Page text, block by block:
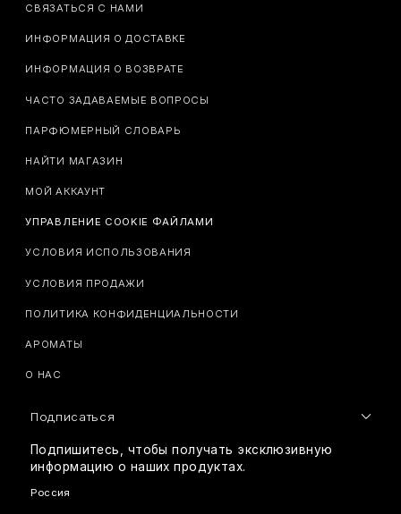
СВЯЗАТЬСЯ С НАМИ
ИНФОРМАЦИЯ О ДОСТАВКЕ
ИНФОРМАЦИЯ О ВОЗВРАТЕ
ЧАСТО ЗАДАВАЕМЫЕ ВОПРОСЫ
ПАРФЮМЕРНЫЙ СЛОВАРЬ
НАЙТИ МАГАЗИН
МОЙ АККАУНТ
УПРАВЛЕНИЕ COOKIE ФАЙЛАМИ
УСЛОВИЯ ИСПОЛЬЗОВАНИЯ
УСЛОВИЯ ПРОДАЖИ
ПОЛИТИКА КОНФИДЕНЦИАЛЬНОСТИ
АРОМАТЫ
О НАС
Подписаться
Подпишитесь, чтобы получать эксклюзивную
информацию о наших продуктах.